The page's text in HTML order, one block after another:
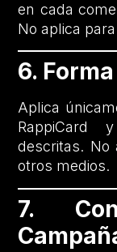
en cada
No aplica
6.
Aplica
RappiCard
descritas. No
otros medios.
7.